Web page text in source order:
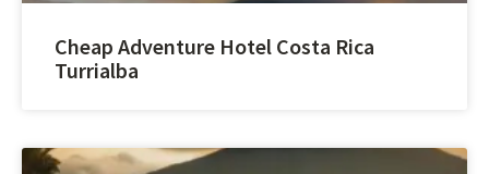
Cheap Adventure Hotel Costa Rica
Turrialba